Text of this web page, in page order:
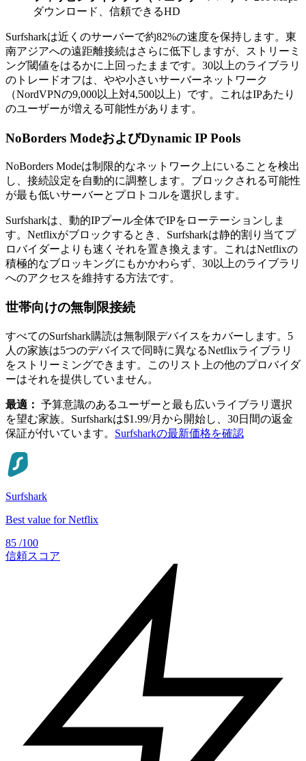
ダウンロード、信頼できるHD
Surfsharkは近くのサーバーで約82%の速度を保持します。東
南アジアへの遠距離接続はさらに低下しますが、ストリーミ
ング閾値をはるかに上回ったままです。30以上のライブラリ
のトレードオフは、やや小さいサーバーネットワーク
（NordVPNの9,000以上対4,500以上）です。これはIPあたり
のユーザーが増える可能性があります。
NoBorders ModeおよびDynamic IP Pools
NoBorders Modeは制限的なネットワーク上にいることを検出
し、接続設定を自動的に調整します。ブロックされる可能性
が最も低いサーバーとプロトコルを選択します。
Surfsharkは、動的IPプール全体でIPをローテーションしま
す。Netflixがブロックするとき、Surfsharkは静的割り当てプ
ロバイダーよりも速くそれを置き換えます。これはNetflixの
積極的なブロッキングにもかかわらず、30以上のライブラリ
へのアクセスを維持する方法です。
世帯向けの無制限接続
すべてのSurfshark購読は無制限デバイスをカバーします。5
人の家族は5つのデバイスで同時に異なるNetflixライブラリ
をストリーミングできます。このリスト上の他のプロバイダ
ーはそれを提供していません。
最適： 予算意識のあるユーザーと最も広いライブラリ選択
を望む家族。Surfsharkは$1.99/月から開始し、30日間の返金
保証が付いています。 Surfsharkの最新価格を確認
Surfshark
Best value for Netflix
85 /100
信頼スコア